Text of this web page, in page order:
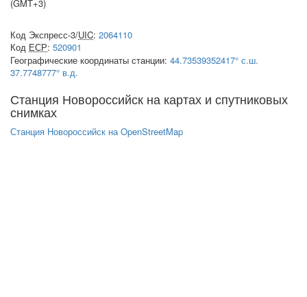
(GMT+3)
Код Экспресс-3/UIC: 2064110
Код ЕСР: 520901
Географические координаты станции: 44.73539352417° с.ш.
37.7748777° в.д.
Станция Новороссийск на картах и спутниковых
снимках
Станция Новороссийск на OpenStreetMap